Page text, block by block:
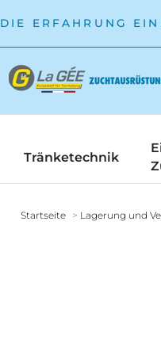
DIE ERFAHRUNG
Tränketechnik
Startseite Lagerung und